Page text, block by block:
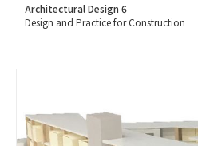
Architectural Design 6
Design and Practice for Construction